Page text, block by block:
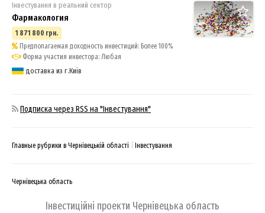
Інвестування в реальний сектор
Фармакология
1 871 800 грн.
Предполагаемая доходность инвестиций: Более 100%
Форма участия инвестора: Любая
доставка из г.Київ
Подписка через RSS на "Інвестування"
Главные рубрики в Чернівецькій області Інвестування
Чернівецька область
Інвестиційні проекти Чернівецька область